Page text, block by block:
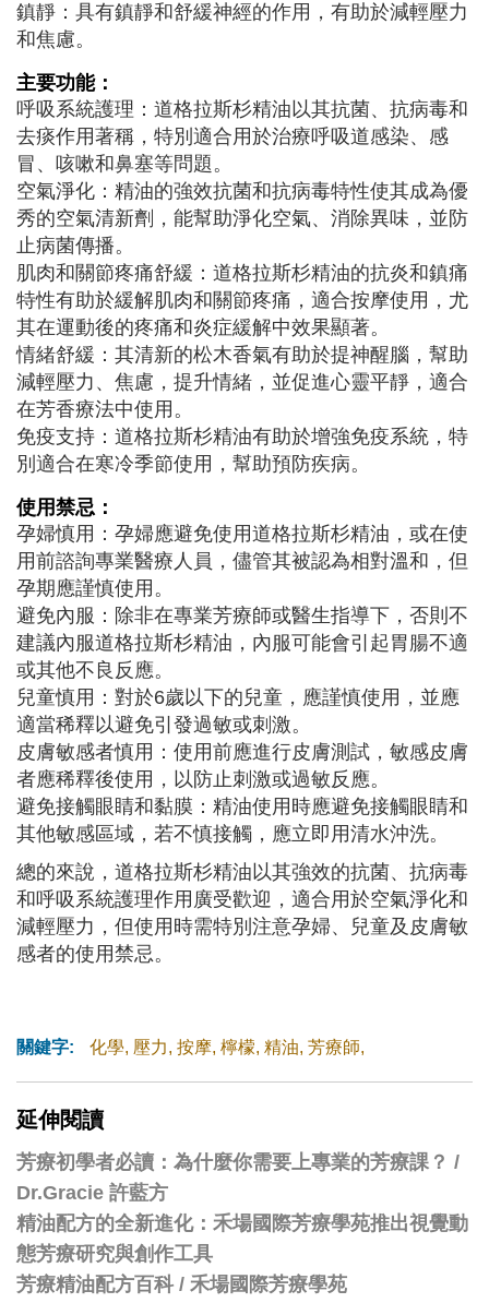
鎮靜：具有鎮靜和舒緩神經的作用，有助於減輕壓力
和焦慮。
主要功能：
呼吸系統護理：道格拉斯杉精油以其抗菌、抗病毒和
去痰作用著稱，特別適合用於治療呼吸道感染、感
冒、咳嗽和鼻塞等問題。
空氣淨化：精油的強效抗菌和抗病毒特性使其成為優
秀的空氣清新劑，能幫助淨化空氣、消除異味，並防
止病菌傳播。
肌肉和關節疼痛舒緩：道格拉斯杉精油的抗炎和鎮痛
特性有助於緩解肌肉和關節疼痛，適合按摩使用，尤
其在運動後的疼痛和炎症緩解中效果顯著。
情緒舒緩：其清新的松木香氣有助於提神醒腦，幫助
減輕壓力、焦慮，提升情緒，並促進心靈平靜，適合
在芳香療法中使用。
免疫支持：道格拉斯杉精油有助於增強免疫系統，特
別適合在寒冷季節使用，幫助預防疾病。
使用禁忌：
孕婦慎用：孕婦應避免使用道格拉斯杉精油，或在使
用前諮詢專業醫療人員，儘管其被認為相對溫和，但
孕期應謹慎使用。
避免內服：除非在專業芳療師或醫生指導下，否則不
建議內服道格拉斯杉精油，內服可能會引起胃腸不適
或其他不良反應。
兒童慎用：對於6歲以下的兒童，應謹慎使用，並應
適當稀釋以避免引發過敏或刺激。
皮膚敏感者慎用：使用前應進行皮膚測試，敏感皮膚
者應稀釋後使用，以防止刺激或過敏反應。
避免接觸眼睛和黏膜：精油使用時應避免接觸眼睛和
其他敏感區域，若不慎接觸，應立即用清水沖洗。
總的來說，道格拉斯杉精油以其強效的抗菌、抗病毒
和呼吸系統護理作用廣受歡迎，適合用於空氣淨化和
減輕壓力，但使用時需特別注意孕婦、兒童及皮膚敏
感者的使用禁忌。
關鍵字: 化學, 壓力, 按摩, 檸檬, 精油, 芳療師,
延伸閱讀
芳療初學者必讀：為什麼你需要上專業的芳療課？ /
Dr.Gracie 許藍方
精油配方的全新進化：禾場國際芳療學苑推出視覺動
態芳療研究與創作工具
芳療精油配方百科 / 禾場國際芳療學苑